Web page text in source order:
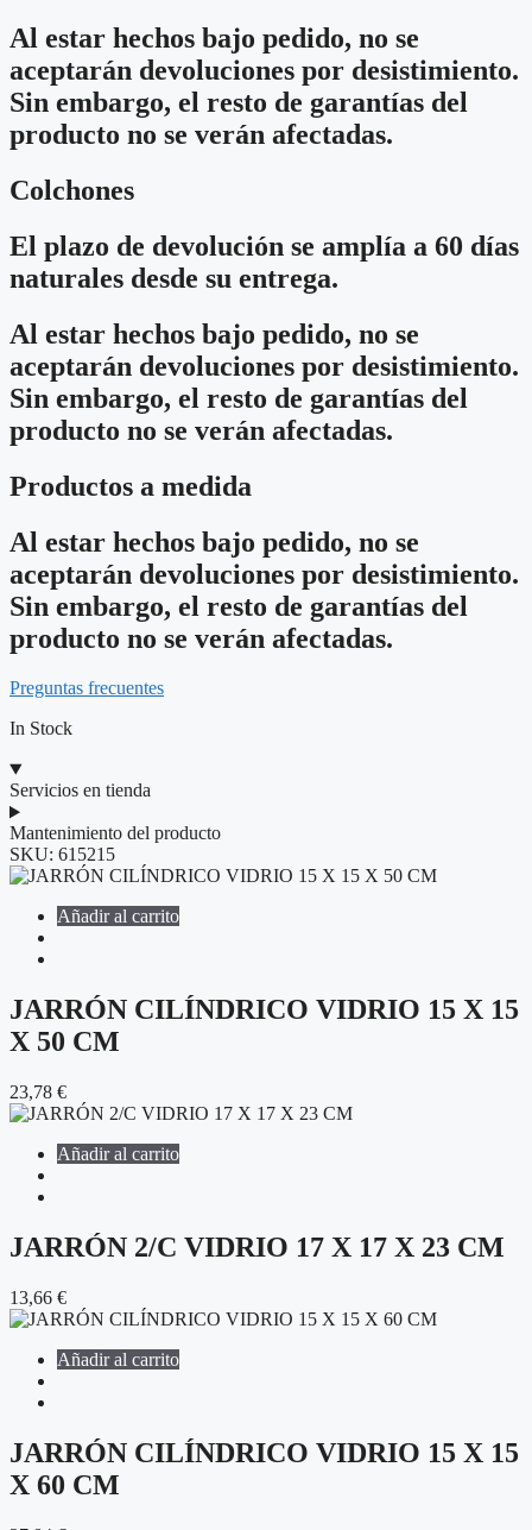
Al estar hechos bajo pedido, no se
aceptarán devoluciones por desistimiento.
Sin embargo, el resto de garantías del
producto no se verán afectadas.
Colchones
El plazo de devolución se amplía a 60 días
naturales desde su entrega.
Al estar hechos bajo pedido, no se
aceptarán devoluciones por desistimiento.
Sin embargo, el resto de garantías del
producto no se verán afectadas.
Productos a medida
Al estar hechos bajo pedido, no se
aceptarán devoluciones por desistimiento.
Sin embargo, el resto de garantías del
producto no se verán afectadas.
Preguntas frecuentes
In Stock
Servicios en tienda
Mantenimiento del producto
SKU: 615215
Añadir al carrito
JARRÓN CILÍNDRICO VIDRIO 15 X 15
X 50 CM
23,78 €
Añadir al carrito
JARRÓN 2/C VIDRIO 17 X 17 X 23 CM
13,66 €
Añadir al carrito
JARRÓN CILÍNDRICO VIDRIO 15 X 15
X 60 CM